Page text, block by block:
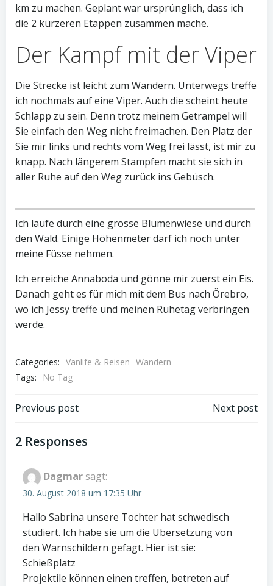
km zu machen. Geplant war ursprünglich, dass ich
die 2 kürzeren Etappen zusammen mache.
Der Kampf mit der Viper
Die Strecke ist leicht zum Wandern. Unterwegs treffe
ich nochmals auf eine Viper. Auch die scheint heute
Schlapp zu sein. Denn trotz meinem Getrampel will
Sie einfach den Weg nicht freimachen. Den Platz der
Sie mir links und rechts vom Weg frei lässt, ist mir zu
knapp. Nach längerem Stampfen macht sie sich in
aller Ruhe auf den Weg zurück ins Gebüsch.
Ich laufe durch eine grosse Blumenwiese und durch
den Wald. Einige Höhenmeter darf ich noch unter
meine Füsse nehmen.
Ich erreiche Annaboda und gönne mir zuerst ein Eis.
Danach geht es für mich mit dem Bus nach Örebro,
wo ich Jessy treffe und meinen Ruhetag verbringen
werde.
Categories: Vanlife & Reisen Wandern
Tags:
No Tag
Post
navigation
Previous post Next post
2 Responses
Dagmar sagt:
30. August 2018 um 17:35 Uhr
Hallo Sabrina unsere Tochter hat schwedisch
studiert. Ich habe sie um die Übersetzung von
den Warnschildern gefagt. Hier ist sie:
Schießplatz
Projektile können einen treffen, betreten auf